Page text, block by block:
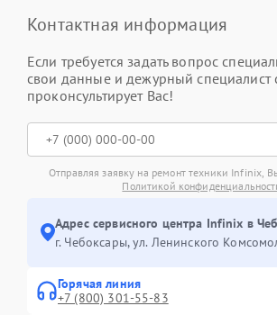
Контактная информация
Если требуется задать вопрос
свои данные и дежурный специалист
проконсультирует Вас!
Отправляя заявку на ремонт техники Infinix,
Политикой
Адрес сервисного центра Infinix в
г. Чебоксары, ул. Ленинского
Горячая линия
+7 (800) 301-55-83